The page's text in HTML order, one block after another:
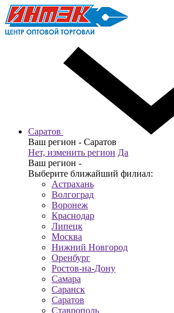
Саратов
Ваш регион - Саратов
Нет, изменить регион Да
Ваш регион -
Выберите ближайший филиал:
Астрахань
Волгоград
Воронеж
Краснодар
Липецк
Москва
Нижний Новгород
Оренбург
Ростов-на-Дону
Самара
Саранск
Саратов
Ставрополь